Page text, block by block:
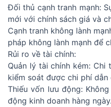
Đối thủ cạnh tranh mạnh:
mới với chính sách giá và
Cạnh tranh không lành
pháp không lành mạnh để
Rủi ro về tài chính:
Quản lý tài chính kém: Chi
kiểm soát được chi phí dẫn
Thiếu vốn lưu động:
động kinh doanh hàng ngày.